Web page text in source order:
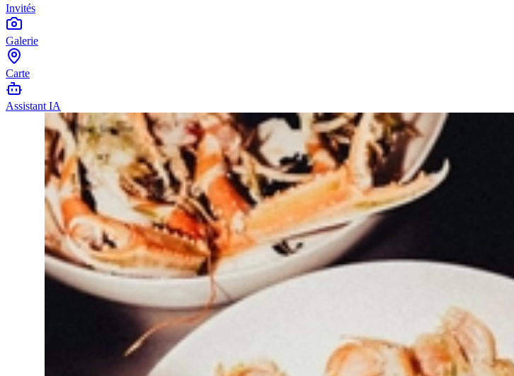
Invités
Galerie
Carte
Assistant IA